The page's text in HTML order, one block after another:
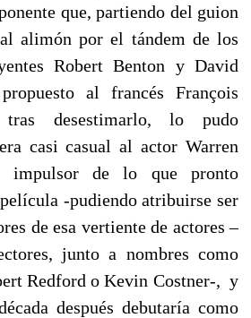
que, partiendo del guion
alimón por el tándem de los
Robert Benton y David
al francés François
desestimarlo, lo pudo
casi casual al actor Warren
impulsor de lo que pronto
-pudiendo atribuirse ser
de esa vertiente de actores –
junto a nombres como
Redford o Kevin Costner-, y
después debutaría como